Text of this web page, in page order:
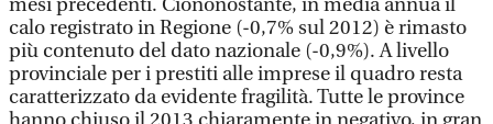
mesi precedenti. Ciononostante, in media annua il
calo registrato in Regione (-0,7% sul 2012) è rimasto
più contenuto del dato nazionale (-0,9%). A livello
provinciale per i prestiti alle imprese il quadro resta
caratterizzato da evidente fragilità. Tutte le province